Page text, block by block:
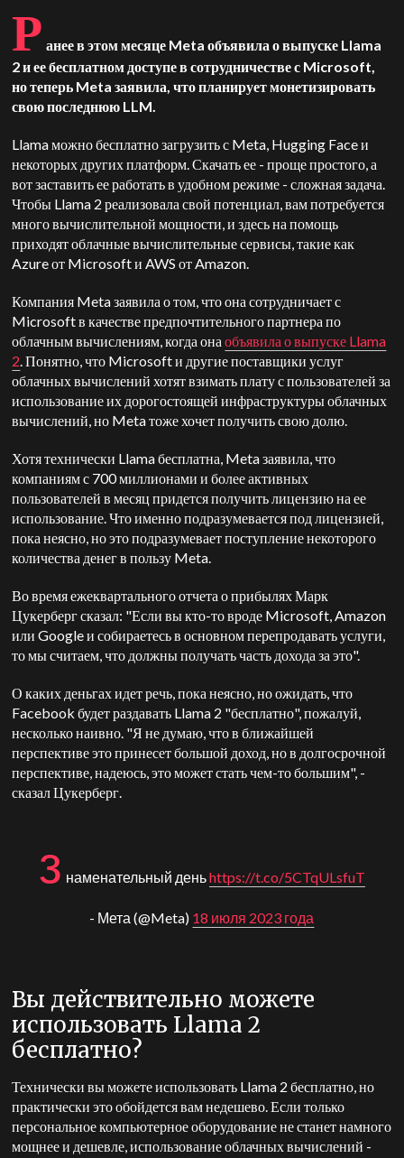
Р анее в этом месяце Meta объявила о выпуске Llama
2 и ее бесплатном доступе в сотрудничестве с Microsoft,
но теперь Meta заявила, что планирует монетизировать
свою последнюю LLM.
Llama можно бесплатно загрузить с Meta, Hugging Face и
некоторых других платформ. Скачать ее - проще простого, а
вот заставить ее работать в удобном режиме - сложная задача.
Чтобы Llama 2 реализовала свой потенциал, вам потребуется
много вычислительной мощности, и здесь на помощь
приходят облачные вычислительные сервисы, такие как
Azure от Microsoft и AWS от Amazon.
Компания Meta заявила о том, что она сотрудничает с
Microsoft в качестве предпочтительного партнера по
облачным вычислениям, когда онаобъявила о выпуске Llama
2. Понятно, что Microsoft и другие поставщики услуг
облачных вычислений хотят взимать плату с пользователей за
использование их дорогостоящей инфраструктуры облачных
вычислений, но Meta тоже хочет получить свою долю.
Хотя технически Llama бесплатна, Meta заявила, что
компаниям с 700 миллионами и более активных
пользователей в месяц придется получить лицензию на ее
использование. Что именно подразумевается под лицензией,
пока неясно, но это подразумевает поступление некоторого
количества денег в пользу Meta.
Во время ежеквартального отчета о прибылях Марк
Цукерберг сказал: "Если вы кто-то вроде Microsoft, Amazon
или Google и собираетесь в основном перепродавать услуги,
то мы считаем, что должны получать часть дохода за это".
О каких деньгах идет речь, пока неясно, но ожидать, что
Facebook будет раздавать Llama 2 "бесплатно", пожалуй,
несколько наивно. "Я не думаю, что в ближайшей
перспективе это принесет большой доход, но в долгосрочной
перспективе, надеюсь, это может стать чем-то большим", -
сказал Цукерберг.
з наменательный деньhttps://t.co/5CTqULsfuT
- Мета (@Meta) 18 июля 2023 года
Вы действительно можете
использовать Llama 2
бесплатно?
Технически вы можете использовать Llama 2 бесплатно, но
практически это обойдется вам недешево. Если только
персональное компьютерное оборудование не станет намного
мощнее и дешевле, использование облачных вычислений -